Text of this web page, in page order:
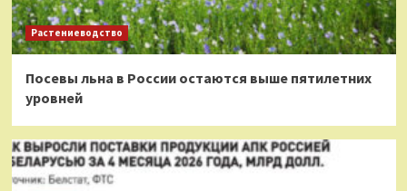
Растениеводство
Посевы льна в России остаются выше пятилетних
уровней